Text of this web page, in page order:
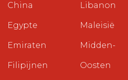
China
Egypte
Emiraten
Filipijnen
Libanon
Maleisië
Midden-
Oosten